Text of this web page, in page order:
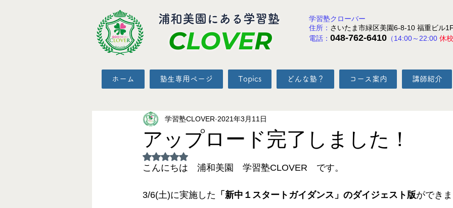
​浦和美園にある学習塾
CLOVER
学習塾クローバー
住所： さいたま市緑区美園6-8-10 福重ビル
電話： 048-762-6410 （14:00～22:00 休
ホーム 塾生専用ページ Topics どんな塾？ コース案内 講師紹介
アップロード完了しました！
学習塾CLOVER 2021年3月11日
5つ星のうちNaNと評価されています。
こんにちは　浦和美園　学習塾CLOVER　です。
3/6(土)に実施した 「新中１スタートガイダンス」のダイジェスト版ができ